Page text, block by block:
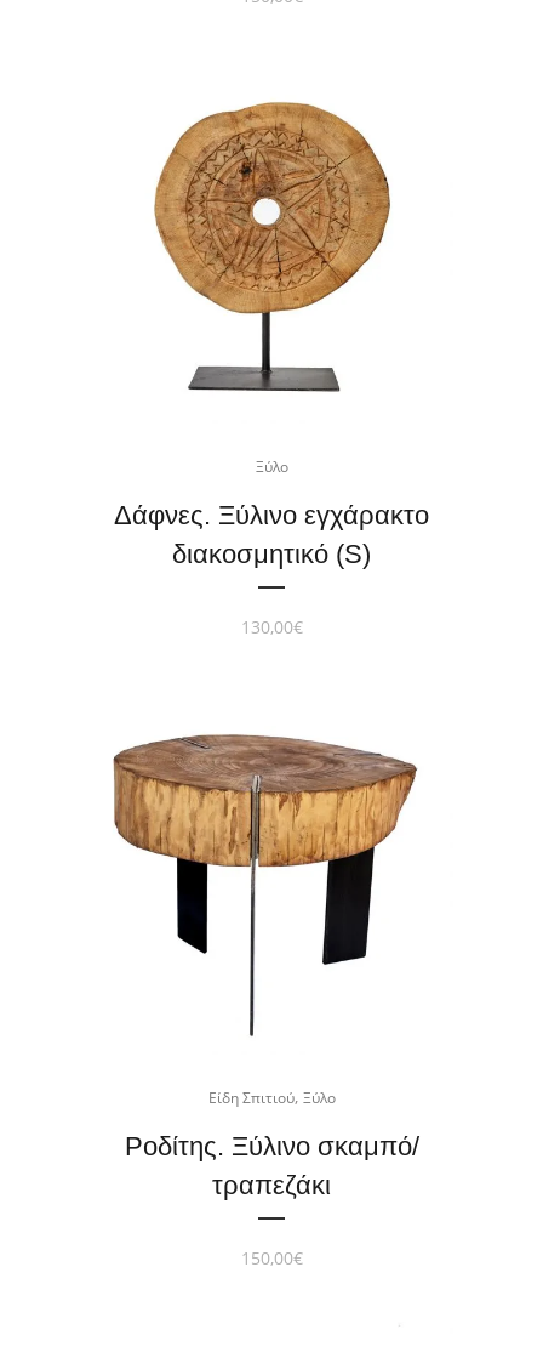
Ξύλο
Δάφνες. Ξύλινο εγχάρακτο
διακοσμητικό (S)
130,00€
Είδη Σπιτιού, Ξύλο
Ροδίτης. Ξύλινο σκαμπό/
τραπεζάκι
150,00€